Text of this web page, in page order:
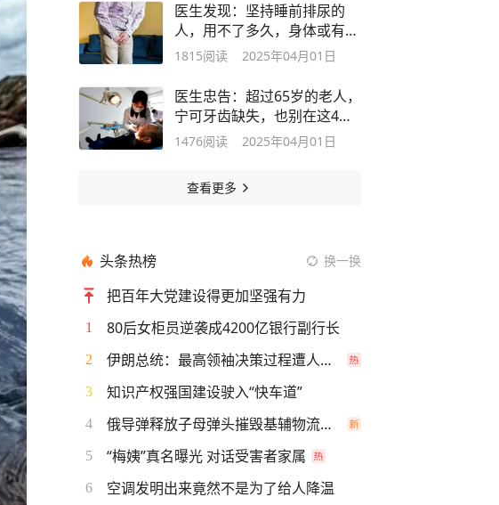
医生发现：坚持睡前排尿的
人，用不了多久，身体或有3
大改善
1815阅读 2025年04月01日
医生忠告：超过65岁的老人，
宁可牙齿缺失，也别在这4状
态去镶牙
1476阅读 2025年04月01日
查看更多
头条热榜 换一换
把百年大党建设得更加坚强有力
1 80后女柜员逆袭成4200亿银行副行长
2 伊朗总统：最高领袖决策过程遭人利用
3 知识产权强国建设驶入“快车道”
4 俄导弹释放子母弹头摧毁基辅物流仓库
5 “梅姨”真名曝光 对话受害者家属
6 空调发明出来竟然不是为了给人降温